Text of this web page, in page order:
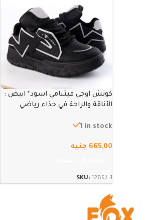
كوتش اوجي فيتنامي اسود* ابيض :
الأناقة والراحة في حذاء رياضي
1 in stock
665,00 جنيه
SKU: 12897-1